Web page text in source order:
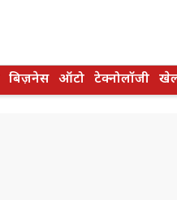
बिज़नेस ऑटो टेक्नोलॉजी